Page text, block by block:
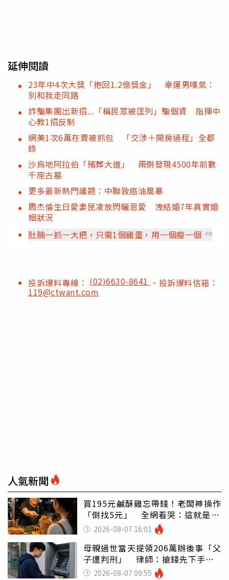
延伸閱讀
23年中4次大獎「抱回1.2億獎金」 幸運男嘆氣：
別和我走同路
詐騙集團出新招...「稱民眾被匡列」騙個資 指揮中
心教1招反制
網美1次6萬在賣被抓包 「交涉＋開房過程」全都
錄
沙烏地阿拉伯「殯葬大道」 兩側發現4500年前數
千座古墓
更多最新熱門議題：中聯致癌油風暴
周杰倫生日愛妻昆凌放閃曬恩愛 洩結婚7年真實婚
姻狀況
肚腩一抓一大把，只需1個雞蛋，用一個瘦一個 PR
投訴爆料專線： (02)6630-8641 、投訴爆料信箱：
119@ctwant.com
人氣新聞
買195元鹹酥雞忘帶錢！老闆神操作
「倒找5元」 全網看哭：這就是台
灣 2026-08-07 16:01
母親過世當天提領206萬辦後事「父
子遭判刑」 律師：搶錢先下手是
罪 2026-08-07 09:55